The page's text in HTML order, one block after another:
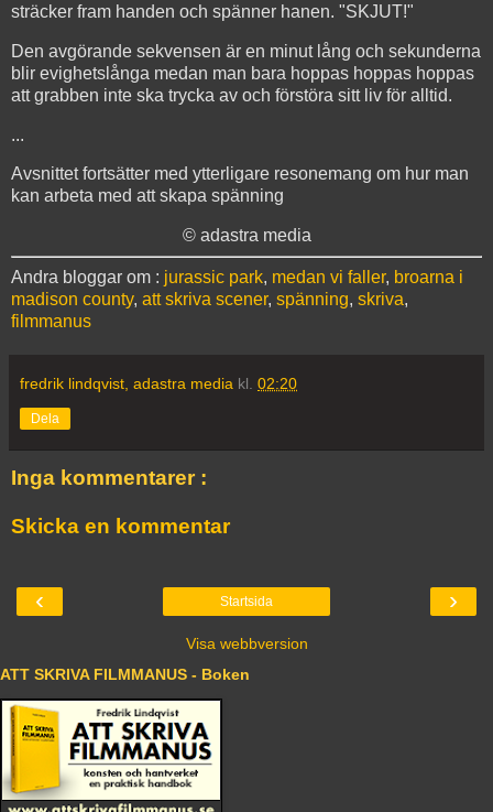
sträcker fram handen och spänner hanen. "SKJUT!"
Den avgörande sekvensen är en minut lång och sekunderna
blir evighetslånga medan man bara hoppas hoppas hoppas
att grabben inte ska trycka av och förstöra sitt liv för alltid.
...
Avsnittet fortsätter med ytterligare resonemang om hur man
kan arbeta med att skapa spänning
© adastra media
Andra bloggar om : jurassic park, medan vi faller, broarna i
madison county, att skriva scener, spänning, skriva,
filmmanus
fredrik lindqvist, adastra media kl. 02:20
Dela
Inga kommentarer :
Skicka en kommentar
‹ ›
Startsida
Visa webbversion
ATT SKRIVA FILMMANUS - Boken